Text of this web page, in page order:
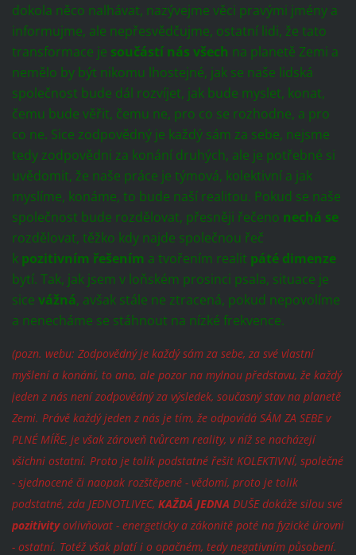
dokola něco nalhávat, nazývejme věci pravými jmény a
informujme, ale nepřesvědčujme, ostatní lidi, že tato
transformace je součástí nás všech na planetě Zemi a
nemělo by být nikomu lhostejné, jak se naše lidská
společnost bude dál rozvíjet, jak bude myslet, konat,
čemu bude věřit, čemu ne, pro co se rozhodne, a pro
co ne. Sice zodpovědný je každý sám za sebe, nejsme
tedy zodpovědni za konání druhých, ale je potřebné si
uvědomit, že naše práce je týmová, kolektivní a jak
myslíme, konáme, to bude naší realitou. Pokud se naše
společnost bude rozdělovat, přesněji řečeno nechá se
rozdělovat, těžko kdy najde společnou řeč
kpozitivním řešením a tvořením realit páté dimenze
bytí. Tak, jak jsem v loňském prosinci psala, situace je
sice vážná, avšak stále ne ztracená, pokud nepovolíme
a nenecháme se stáhnout na nízké frekvence.
(pozn. webu: Zodpovědný je každý sám za sebe, za své vlastní
myšlení a konání, to ano, ale pozor na mylnou představu, že každý
jeden z nás není zodpovědný za výsledek, současný stav na planetě
Zemi. Právě každý jeden z nás je tím, že odpovídá SÁM ZA SEBE v
PLNÉ MÍŘE, je však zároveň tvůrcem reality, v níž se nacházejí
všichni ostatní. Proto je tolik podstatné řešit KOLEKTIVNÍ, společné
- sjednocené či naopak rozštěpené - vědomí, proto je tolik
podstatné, zda JEDNOTLIVEC, KAŽDÁ JEDNA DUŠE dokáže silou své
pozitivityovlivňovat - energeticky a zákonitě poté na fyzické úrovni
- ostatní. Totéž však platí i o opačném, tedy negativním působení.